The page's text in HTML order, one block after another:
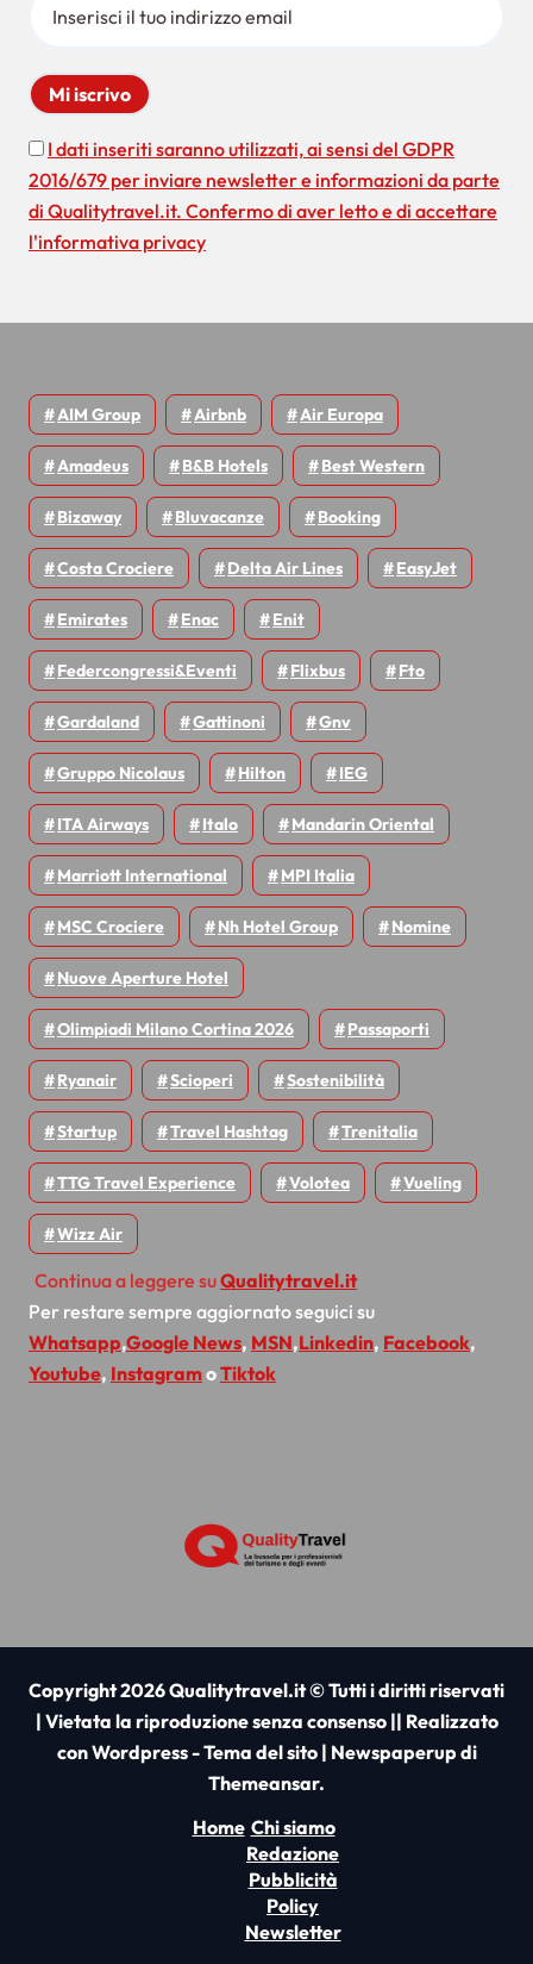
I dati inseriti saranno utilizzati, ai sensi del GDPR
2016/679 per inviare newsletter e informazioni da parte
di Qualitytravel.it. Confermo di aver letto e di accettare
l'informativa privacy
AIM Group Airbnb Air Europa
Amadeus B&B Hotels Best Western
Bizaway Bluvacanze Booking
Costa Crociere Delta Air Lines EasyJet
Emirates Enac Enit
Federcongressi&eventi Flixbus Fto
Gardaland Gattinoni Gnv
Gruppo Nicolaus Hilton IEG
ITA Airways Italo Mandarin Oriental
Marriott International MPI Italia
MSC Crociere Nh Hotel Group Nomine
Nuove Aperture Hotel
Olimpiadi Milano Cortina 2026 Passaporti
Ryanair Scioperi Sostenibilità
Startup Travel Hashtag Trenitalia
TTG Travel Experience Volotea Vueling
Wizz Air
Continua a leggere suQualitytravel.it
Per restare sempre aggiornato seguici su
Whatsapp,Google News, MSN,Linkedin, Facebook,
Youtube, InstagramoTiktok
Copyright 2026 Qualitytravel.it © Tutti i diritti riservati
| Vietata la riproduzione senza consenso || Realizzato
con Wordpress - Tema del sito | Newspaperup di
Themeansar.
Home Chi siamo
Redazione
Pubblicità
Policy
Newsletter